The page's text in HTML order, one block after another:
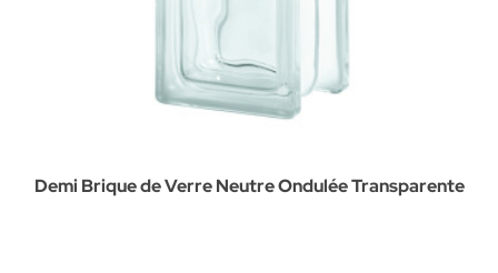
Demi Brique de Verre Neutre Ondulée Transparente